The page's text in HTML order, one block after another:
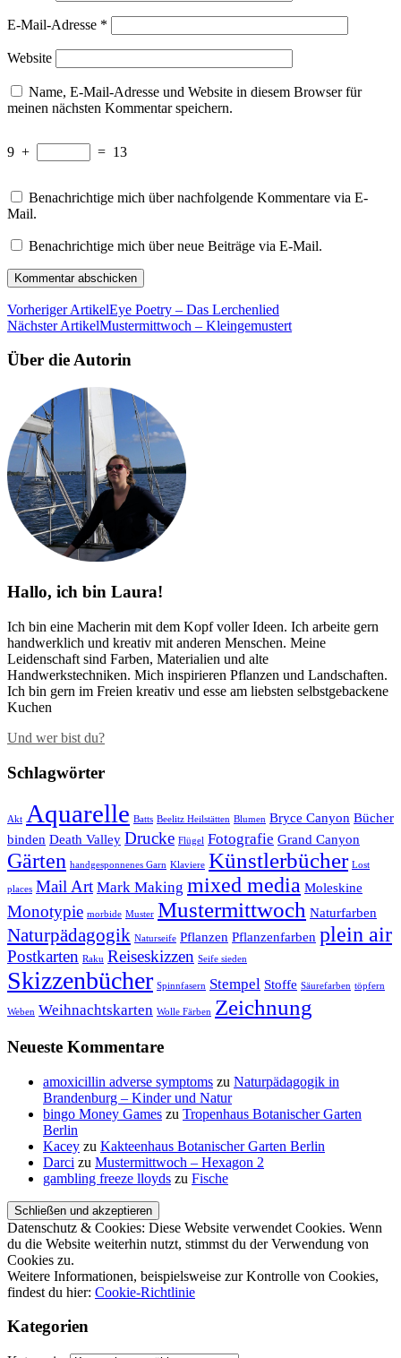
E-Mail-Adresse *
Website
Name, E-Mail-Adresse und Website in diesem Browser für
meinen nächsten Kommentar speichern.
9 + = 13
Benachrichtige mich über nachfolgende Kommentare via E-
Mail.
Benachrichtige mich über neue Beiträge via E-Mail.
Vorheriger ArtikelEye Poetry – Das Lerchenlied
Nächster ArtikelMustermittwoch – Kleingemustert
Über die Autorin
Hallo, ich bin Laura!
Ich bin eine Macherin mit dem Kopf voller Ideen. Ich arbeite gern
handwerklich und kreativ mit anderen Menschen. Meine
Leidenschaft sind Farben, Materialien und alte
Handwerkstechniken. Mich inspirieren Pflanzen und Landschaften.
Ich bin gern im Freien kreativ und esse am liebsten selbstgebackene
Kuchen
Und wer bist du?
Schlagwörter
Akt Aquarelle Batts Beelitz Heilstätten Blumen Bryce Canyon Bücher
binden Death Valley Drucke Flügel Fotografie Grand Canyon
Gärten handgesponnenes Garn Klaviere Künstlerbücher Lost
places Mail Art Mark Making mixed media Moleskine
Monotypie morbide Muster Mustermittwoch Naturfarben
Naturpädagogik Naturseife Pflanzen Pflanzenfarben plein air
Postkarten Raku Reiseskizzen Seife sieden
Skizzenbücher Spinnfasern Stempel Stoffe Säurefarben töpfern
Weben Weihnachtskarten Wolle Färben Zeichnung
Neueste Kommentare
amoxicillin adverse symptoms zu Naturpädagogik in
Brandenburg – Kinder und Natur
bingo Money Games zu Tropenhaus Botanischer Garten
Berlin
Kacey zu Kakteenhaus Botanischer Garten Berlin
Darci zu Mustermittwoch – Hexagon 2
gambling freeze lloyds zu Fische
Datenschutz & Cookies: Diese Website verwendet Cookies. Wenn
du die Website weiterhin nutzt, stimmst du der Verwendung von
Cookies zu.
Weitere Informationen, beispielsweise zur Kontrolle von Cookies,
findest du hier: Cookie-Richtlinie
Kategorien